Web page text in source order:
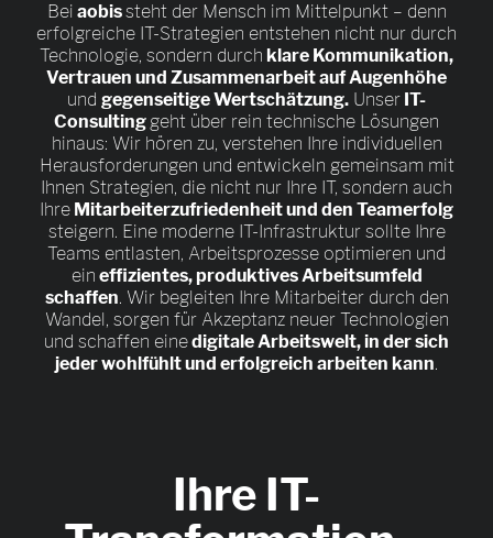
Bei aobissteht der Mensch im Mittelpunkt – denn
erfolgreiche IT-Strategien entstehen nicht nur durch
Technologie, sondern durch klare Kommunikation,
Vertrauen und Zusammenarbeit auf Augenhöhe
und gegenseitige Wertschätzung. Unser IT-
Consulting geht über rein technische Lösungen
hinaus: Wir hören zu, verstehen Ihre individuellen
Herausforderungen und entwickeln gemeinsam mit
Ihnen Strategien, die nicht nur Ihre IT, sondern auch
Ihre Mitarbeiterzufriedenheit und den Teamerfolg
steigern. Eine moderne IT-Infrastruktur sollte Ihre
Teams entlasten, Arbeitsprozesse optimieren und
ein effizientes, produktives Arbeitsumfeld
schaffen. Wir begleiten Ihre Mitarbeiter durch den
Wandel, sorgen für Akzeptanz neuer Technologien
und schaffen einedigitale Arbeitswelt, in der sich
jeder wohlfühlt und erfolgreich arbeiten kann.
Ihre IT-